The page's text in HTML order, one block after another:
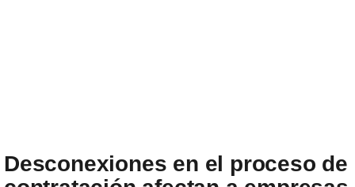
Desconexiones en el proceso de